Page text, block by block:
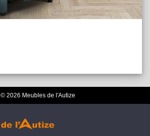
© 2026 Meubles de l'Autize